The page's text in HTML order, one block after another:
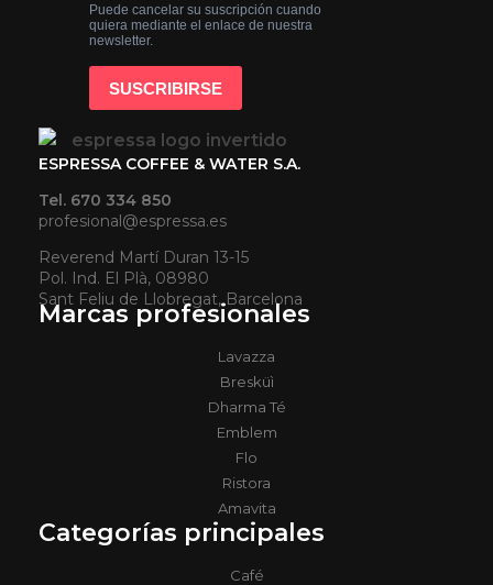
ESPRESSA COFFEE & WATER S.A.
Tel. 670 334 850
profesional@espressa.es
Reverend Martí Duran 13-15
Pol. Ind. El Plà, 08980
Sant Feliu de Llobregat, Barcelona
Marcas profesionales
Lavazza
Bresküì
Dharma Té
Emblem
Flo
Ristora
Amavita
Categorías principales
Café